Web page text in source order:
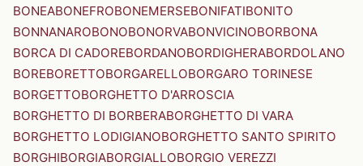
BONEABONEFROBONEMERSEBONIFATIBONITO
BONNANAROBONOBONORVABONVICINOBORBONA
BORCA DI CADOREBORDANOBORDIGHERABORDOLANO
BOREBORETTOBORGARELLOBORGARO TORINESE
BORGETTOBORGHETTO D'ARROSCIA
BORGHETTO DI BORBERABORGHETTO DI VARA
BORGHETTO LODIGIANOBORGHETTO SANTO SPIRITO
BORGHIBORGIABORGIALLOBORGIO VEREZZI